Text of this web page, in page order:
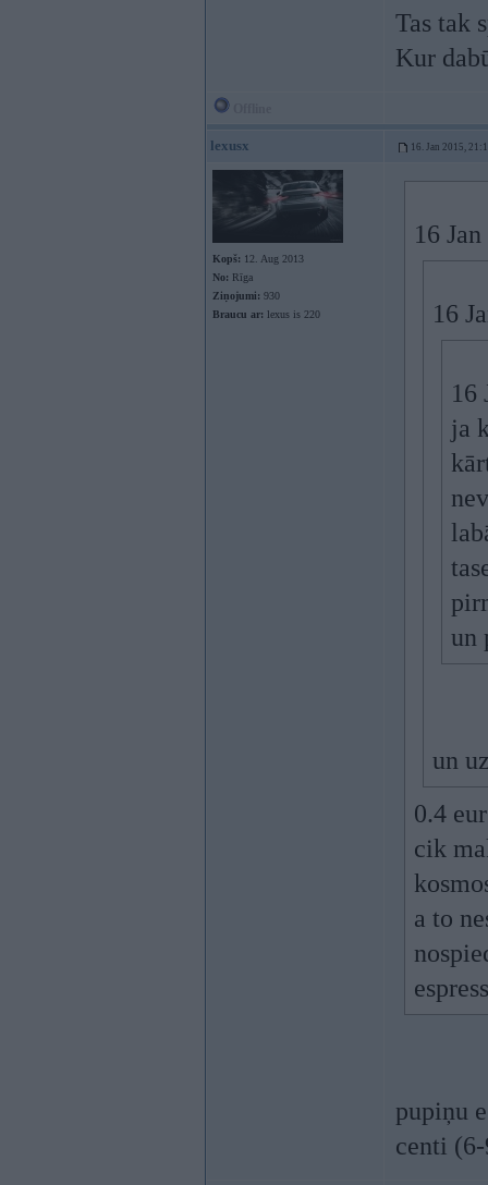
Tas tak
Kur
lexusx 16. Jan 2015,
Kopš: 12. Aug 2013
No: Rīga
Ziņojumi: 930
Braucu ar: lexus is 220
16
16
16
ja
un
un
0.4
cik
a to
pupiņu
centi